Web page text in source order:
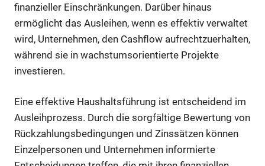
finanzieller Einschränkungen. Darüber hinaus
ermöglicht das Ausleihen, wenn es effektiv verwaltet
wird, Unternehmen, den Cashflow aufrechtzuerhalten,
während sie in wachstumsorientierte Projekte
investieren.
Eine effektive Haushaltsführung ist entscheidend im
Ausleihprozess. Durch die sorgfältige Bewertung von
Rückzahlungsbedingungen und Zinssätzen können
Einzelpersonen und Unternehmen informierte